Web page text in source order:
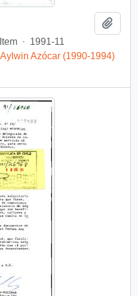
Item · 1991-11
Azócar (1990-1994)